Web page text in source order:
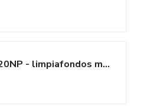
Intex 28620NP - limpiafondos manual, Aspirador piscina , Aspirador de fondo...